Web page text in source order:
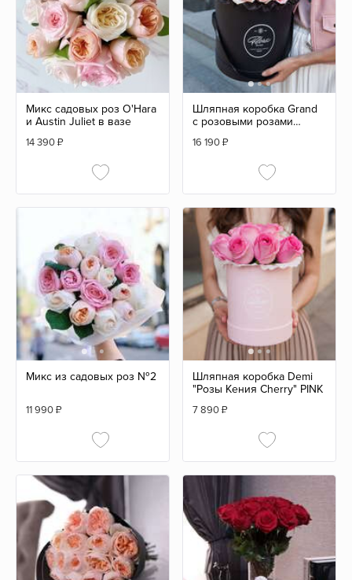
Микс садовых роз O'Hara
и Austin Juliet в вазе
14 390₽
Шляпная коробка Grand
с розовыми розами
16 190₽
Микс из садовых роз №2
11 990₽
Шляпная коробка Demi
"Розы Кения Cherry" PINK
7 890₽